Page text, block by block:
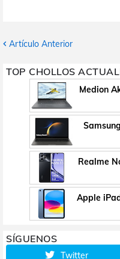
Artículo Anterior
TOP CHOLLOS
Medion
Realme
Apple
SÍGUENOS
Twitter